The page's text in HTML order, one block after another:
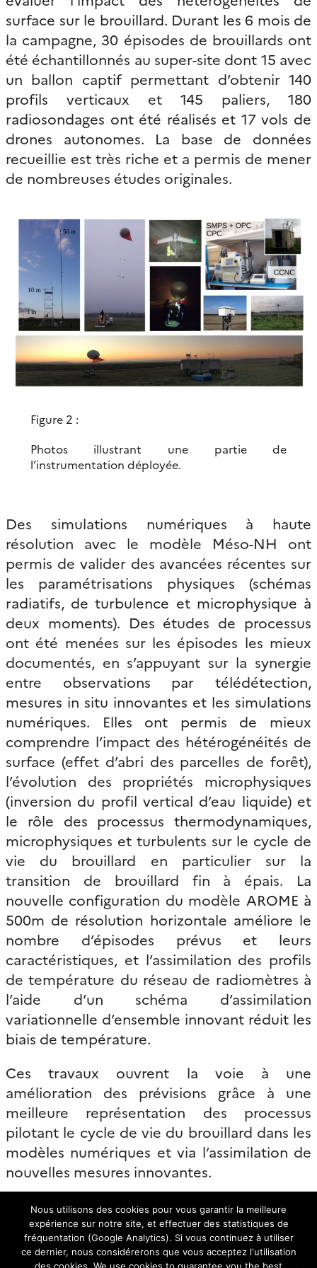
surface sur le brouillard. Durant les 6 mois de
la campagne, 30 épisodes de brouillards ont
été échantillonnés au super-site dont 15 avec
un ballon captif permettant d’obtenir 140
profils verticaux et 145 paliers, 180
radiosondages ont été réalisés et 17 vols de
drones autonomes. La base de données
recueillie est très riche et a permis de mener
de nombreuses études originales.
Figure 2 :
Photos illustrant une partie de
l’instrumentation déployée.
Des simulations numériques à haute
résolution avec le modèle Méso-NH ont
permis de valider des avancées récentes sur
les paramétrisations physiques (schémas
radiatifs, de turbulence et microphysique à
deux moments). Des études de processus
ont été menées sur les épisodes les mieux
documentés, en s’appuyant sur la synergie
entre observations par télédétection,
mesures in situ innovantes et les simulations
numériques. Elles ont permis de mieux
comprendre l’impact des hétérogénéités de
surface (effet d’abri des parcelles de forêt),
l’évolution des propriétés microphysiques
(inversion du profil vertical d’eau liquide) et
le rôle des processus thermodynamiques,
microphysiques et turbulents sur le cycle de
vie du brouillard en particulier sur la
transition de brouillard fin à épais. La
nouvelle configuration du modèle AROME à
500m de résolution horizontale améliore le
nombre d’épisodes prévus et leurs
caractéristiques, et l’assimilation des profils
de température du réseau de radiomètres à
l’aide d’un schéma d’assimilation
variationnelle d’ensemble innovant réduit les
biais de température.
Ces travaux ouvrent la voie à une
amélioration des prévisions grâce à une
meilleure représentation des processus
pilotant le cycle de vie du brouillard dans les
modèles numériques et via l’assimilation de
nouvelles mesures innovantes.
Le projet SOFOG3D est un projet de
recherche collaborative de développement
expérimental coordonné par le CNRM. Il
Nous utilisons des cookies pour vous garantir la meilleure
expérience sur notre site, et effectuer des statistiques de
fréquentation (Google Analytics). Si vous continuez à utiliser
ce dernier, nous considérerons que vous acceptez l'utilisation